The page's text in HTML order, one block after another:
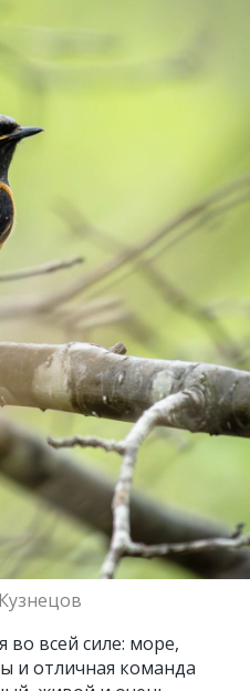
во всей силе: море,
и отличная команда